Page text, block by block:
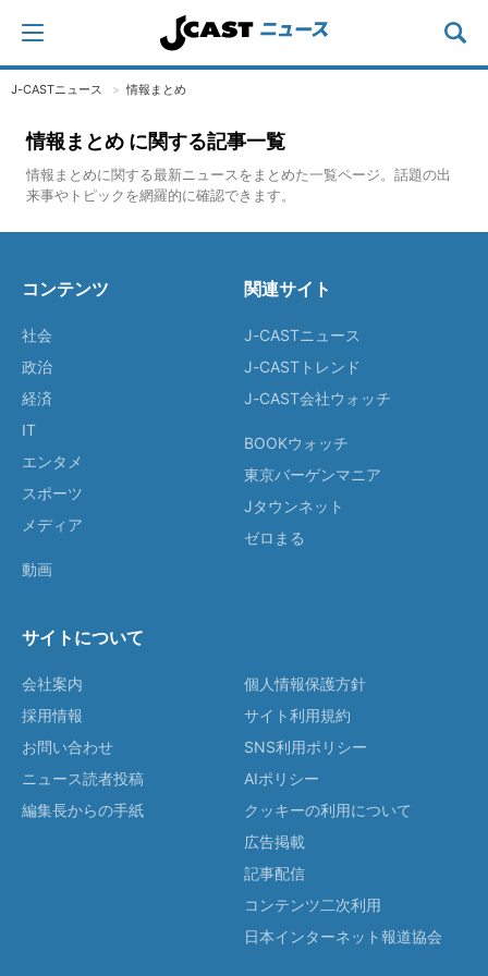
J-CASTニュース 情報まとめ
情報まとめ に関する記事一覧
情報まとめに関する最新ニュースをまとめた一覧ページ。話題の出
来事やトピックを網羅的に確認できます。
コンテンツ
社会
政治
経済
IT
エンタメ
スポーツ
メディア
動画
関連サイト
J-CASTニュース
J-CASTトレンド
J-CAST会社ウォッチ
BOOKウォッチ
東京バーゲンマニア
Jタウンネット
ゼロまる
サイトについて
会社案内
採用情報
お問い合わせ
ニュース読者投稿
編集長からの手紙
個人情報保護方針
サイト利用規約
SNS利用ポリシー
AIポリシー
クッキーの利用について
広告掲載
記事配信
コンテンツ二次利用
日本インターネット報道協会